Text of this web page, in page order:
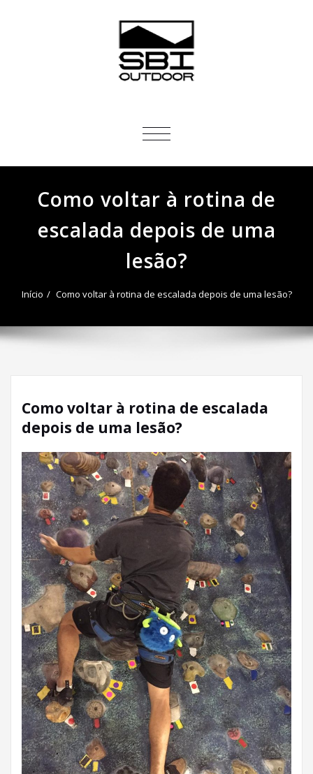
ALTERNAR
Como voltar à rotina de
escalada depois de uma
lesão?
Início Como voltar à rotina de escalada depois de uma lesão?
Como voltar à rotina de escalada
depois de uma lesão?